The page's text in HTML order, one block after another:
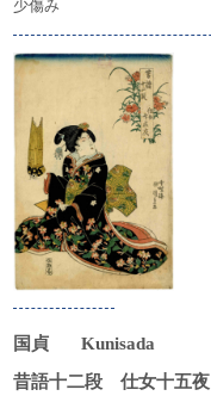
少傷み
国貞
Kunisada
昔語十二段 仕女十五夜